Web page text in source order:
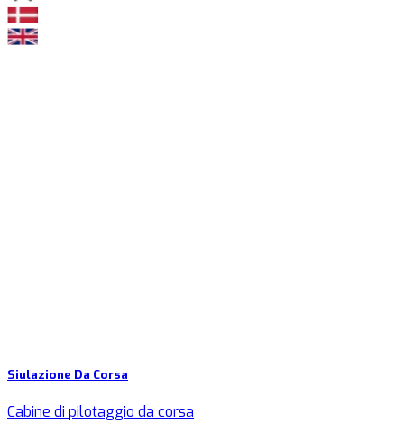
Siulazione Da Corsa
Cabine di pilotaggio da corsa